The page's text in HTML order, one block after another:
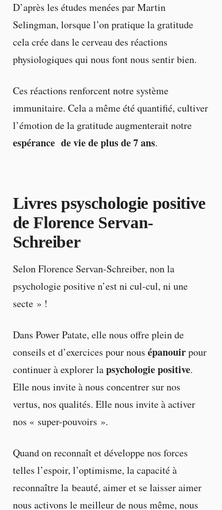
D’après les études menées par Martin
Selingman, lorsque l’on pratique la gratitude
cela crée dans le cerveau des réactions
physiologiques qui nous font nous sentir bien.
Ces réactions renforcent notre système
immunitaire. Cela a même été quantifié, cultiver
l’émotion de la gratitude augmenterait notre
espérance de vie de plus de 7 ans.
Livres psyschologie positive
de Florence Servan-
Schreiber
Selon Florence Servan-Schreiber, non la
psychologie positive n’est ni cul-cul, ni une
secte » !
Dans Power Patate, elle nous offre plein de
conseils et d’exercices pour nous épanouirpour
continuer à explorer lapsychologie positive.
Elle nous invite à nous concentrer sur nos
vertus, nos qualités. Elle nous invite à activer
nos « super-pouvoirs ».
Quand on reconnaît et développe nos forces
telles l’espoir, l’optimisme, la capacité à
reconnaître la beauté, aimer et se laisser aimer
nous activons le meilleur de nous même, nous